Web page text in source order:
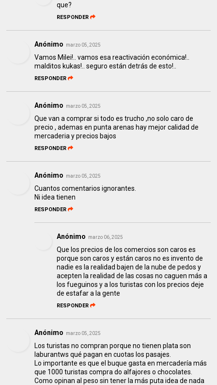
que?
RESPONDER
Anónimo marzo 05, 2025
Vamos Milei!.. vamos esa reactivación económica!..
malditos kukas!.. seguro están detrás de esto!..
RESPONDER
Anónimo marzo 05, 2025
Que van a comprar si todo es trucho ,no solo caro de
precio , ademas en punta arenas hay mejor calidad de
mercaderia y precios bajos
RESPONDER
Anónimo marzo 05, 2025
Cuantos comentarios ignorantes.
Ni idea tienen
RESPONDER
Anónimo marzo 06, 2025
Que los precios de los comercios son caros es
porque son caros y están caros no es invento de
nadie es la realidad bajen de la nube de pedos y
acepten la realidad de las cosas no caguen más a
los fueguinos y a los turistas con los precios deje
de estafar a la gente
RESPONDER
Anónimo marzo 05, 2025
Los turistas no compran porque no tienen plata son
laburantws qué pagan en cuotas los pasajes.
Lo importante es que el buque gasta en mercadería más
que 1000 turistas compra do alfajores o chocolates.
Como opinan al peso sin tener la más puta idea de nada